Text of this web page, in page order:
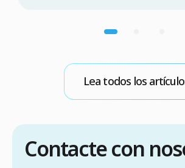
(90 días sin visado), lista de
Lea todos los
Contacte con